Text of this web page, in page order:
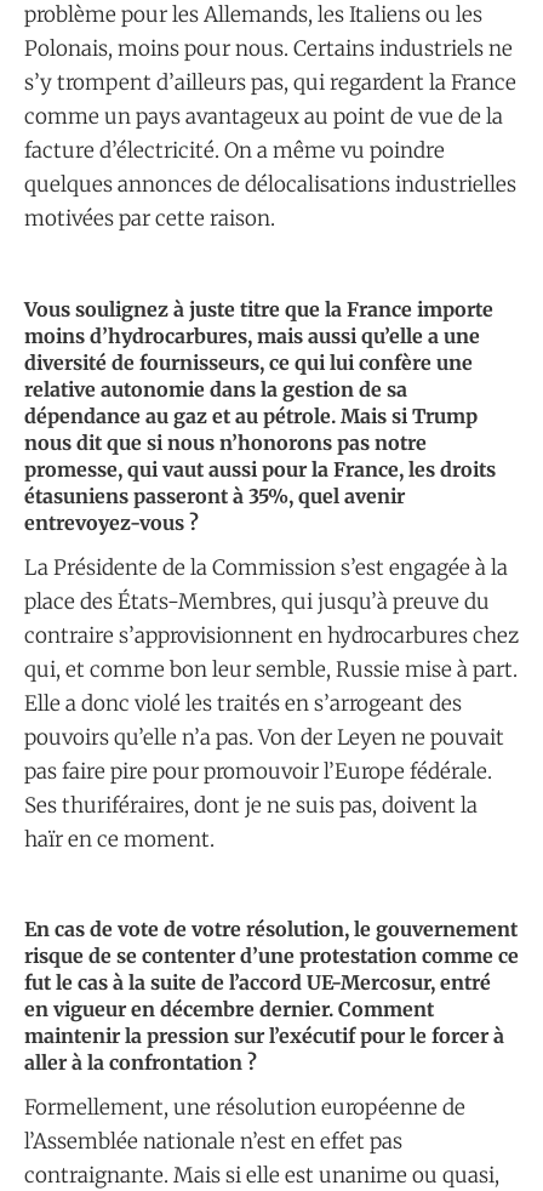
problème pour les Allemands, les Italiens ou les
Polonais, moins pour nous. Certains industriels ne
s’y trompent d’ailleurs pas, qui regardent la France
comme un pays avantageux au point de vue de la
facture d’électricité. On a même vu poindre
quelques annonces de délocalisations industrielles
motivées par cette raison.
Vous soulignez à juste titre que la France importe
moins d’hydrocarbures, mais aussi qu’elle a une
diversité de fournisseurs, ce qui lui confère une
relative autonomie dans la gestion de sa
dépendance au gaz et au pétrole. Mais si Trump
nous dit que si nous n’honorons pas notre
promesse, qui vaut aussi pour la France, les droits
étasuniens passeront à 35%, quel avenir
entrevoyez-vous ?
La Présidente de la Commission s’est engagée à la
place des États-Membres, qui jusqu’à preuve du
contraire s’approvisionnent en hydrocarbures chez
qui, et comme bon leur semble, Russie mise à part.
Elle a donc violé les traités en s’arrogeant des
pouvoirs qu’elle n’a pas. Von der Leyen ne pouvait
pas faire pire pour promouvoir l’Europe fédérale.
Ses thuriféraires, dont je ne suis pas, doivent la
haïr en ce moment.
En cas de vote de votre résolution, le gouvernement
risque de se contenter d’une protestation comme ce
fut le cas à la suite de l’accord UE-Mercosur, entré
en vigueur en décembre dernier. Comment
maintenir la pression sur l’exécutif pour le forcer à
aller à la confrontation ?
Formellement, une résolution européenne de
l’Assemblée nationale n’est en effet pas
contraignante. Mais si elle est unanime ou quasi,